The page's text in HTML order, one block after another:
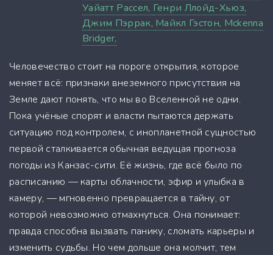
Уайатт Рассел, Генри Ллойд-Хьюз,
Джим Пэррак, Майкл Гэстон, Mckenna
Bridger,
Человечество стоит на пороге открытия, которое
меняет всё: признаки внеземного присутствия на
Земле дают понять, что мы во Вселенной не одни.
Пока учёные спорят и власти пытаются держать
ситуацию под контролем, с инопланетной сущностью
первой сталкивается обычная ведущая прогноза
погоды из Канзас-сити. Её жизнь, где всё было по
расписанию — карты облачности, эфир и улыбка в
камеру, — мгновенно превращается в тайну, от
которой невозможно отмахнуться. Она понимает:
правда способна вызвать панику, сломать карьеры и
изменить судьбы. Но чем дольше она молчит, тем